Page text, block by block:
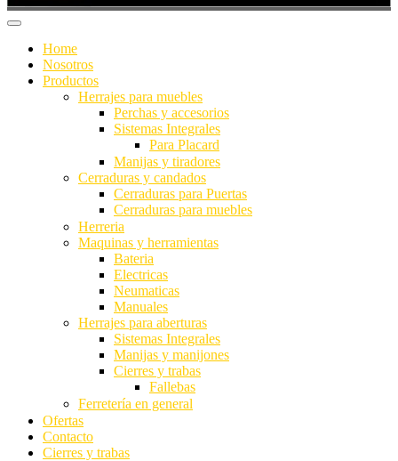
Home
Nosotros
Productos
Herrajes para muebles
Perchas y accesorios
Sistemas Integrales
Para Placard
Manijas y tiradores
Cerraduras y candados
Cerraduras para Puertas
Cerraduras para muebles
Herreria
Maquinas y herramientas
Bateria
Electricas
Neumaticas
Manuales
Herrajes para aberturas
Sistemas Integrales
Manijas y manijones
Cierres y trabas
Fallebas
Ferretería en general
Ofertas
Contacto
Cierres y trabas